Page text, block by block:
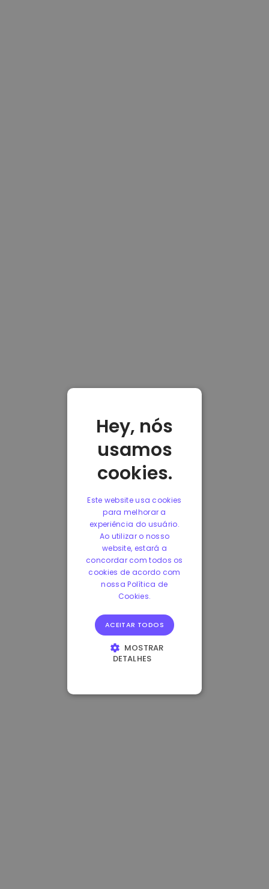
Hey, nós
usamos
cookies.
Este website usa cookies
para melhorar a
experiência do usuário.
Ao utilizar o nosso
website, estará a
concordar com todos os
cookies de acordo com
nossa Política de
Cookies.
ACEITAR TODOS
MOSTRAR
DETALHES